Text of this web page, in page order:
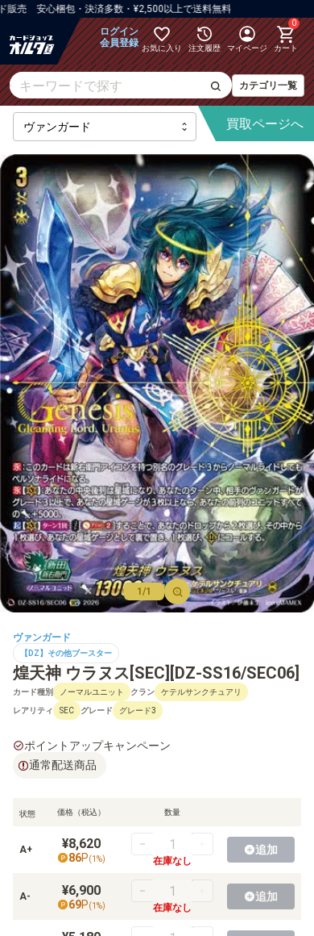
安心梱包・決済多数・¥2,500以上で送料無料
ログイン
会員登録 お気に入り 注文履歴 マイページ
0
カート
カテゴリ一覧
最新弾
【DZ】ブースター
【DZ】その他ブースター
【DZ】デッキなど
【D】ブースター
【D】その他ブースター
【D】デッキなど
【DPR】PRカード
買取ページへ
1/1
ヴァンガード
【DZ】その他ブースター
煌天神 ウラヌス[SEC][DZ-SS16/SEC06]
カード種別 ノーマルユニット クラン ケテルサンクチュアリ
レアリティ SEC グレード グレード3
ポイントアップキャンペーン
通常配送商品
状態 価格（税込） 数量
A+ ¥8,620
86P(1%) 在庫なし
追加
A- ¥6,900
69P(1 %) 在庫なし
追加